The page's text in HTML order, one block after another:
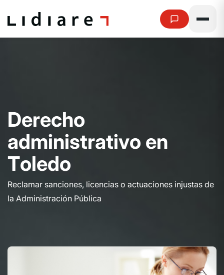
Derecho
administrativo en
Toledo
Reclamar sanciones, licencias o actuaciones injustas de
la Administración Pública